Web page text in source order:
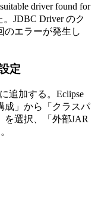
driver found for
JDBC Driver のク
のエラーが発生し
定
追加する。Eclipse
成」から「クラスパ
を選択、「外部JAR